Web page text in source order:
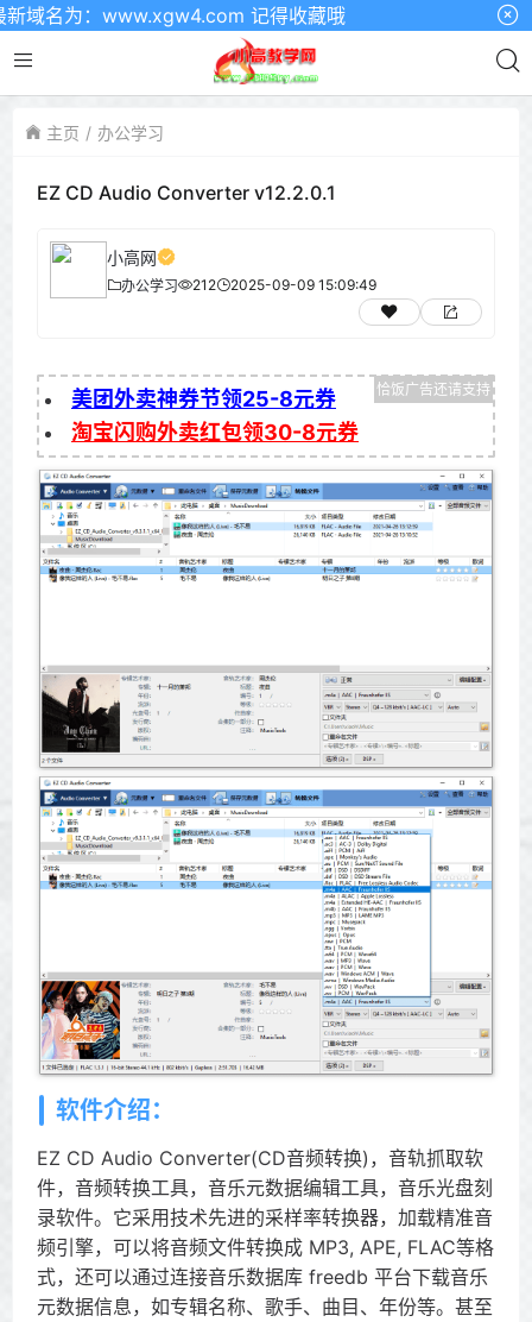
名为：www.xgw4.com 记得收藏哦
主页 办公学习
EZ CD Audio Converter v12.2.0.1
小高网
办公学习 212 2025-09-09 15:09:49
美团外卖神券节领25-8元券
淘宝闪购外卖红包领30-8元券
软件介绍：
EZ CD Audio Converter(CD音频转换)，音轨抓取软
件，音频转换工具，音乐元数据编辑工具，音乐光盘刻
录软件。它采用技术先进的采样率转换器，加载精准音
频引擎，可以将音频文件转换成 MP3, APE, FLAC等格
式，还可以通过连接音乐数据库 freedb 平台下载音乐
元数据信息，如专辑名称、歌手、曲目、年份等。甚至